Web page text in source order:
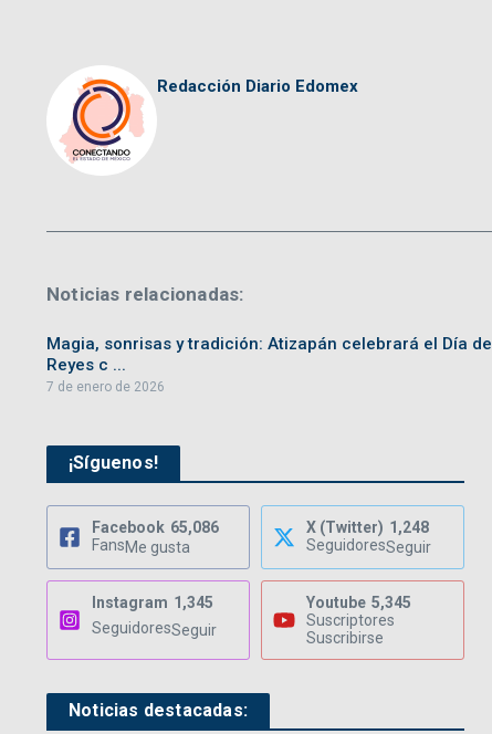
Redacción Diario Edomex
Noticias relacionadas:
Magia, sonrisas y tradición: Atizapán celebrará el Día de
Reyes c ...
7 de enero de 2026
¡Síguenos!
Facebook 65,086
FansMe gusta
X (Twitter) 1,248
SeguidoresSeguir
Instagram 1,345
SeguidoresSeguir
Youtube 5,345
Suscriptores
Suscribirse
Noticias destacadas: